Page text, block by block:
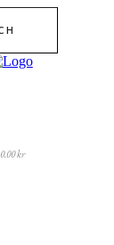
0.00kr